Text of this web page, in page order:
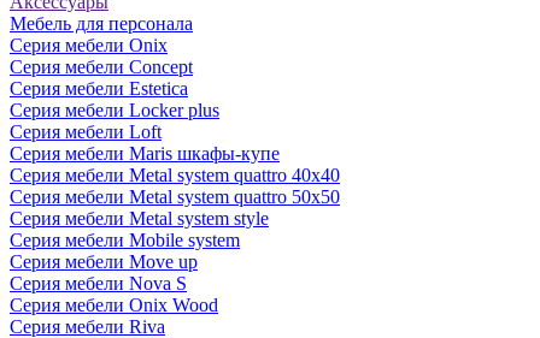
Мебель для персонала
Серия мебели Onix
Серия мебели Concept
Серия мебели Estetica
Серия мебели Locker plus
Серия мебели Loft
Серия мебели Maris шкафы-купе
Серия мебели Metal system quattro 40x40
Серия мебели Metal system quattro 50x50
Серия мебели Metal system style
Серия мебели Mobile system
Серия мебели Move up
Серия мебели Nova S
Серия мебели Onix Wood
Серия мебели Riva